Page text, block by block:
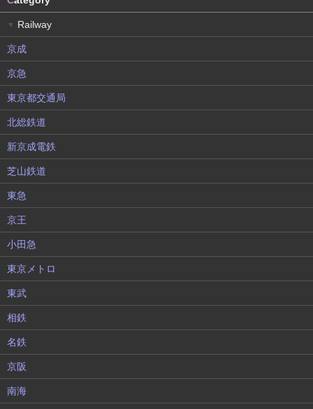
▼ Railway
京成
京急
東京都交通局
北総鉄道
新京成電鉄
芝山鉄道
東急
京王
小田急
東京メトロ
東武
相鉄
名鉄
京阪
南海